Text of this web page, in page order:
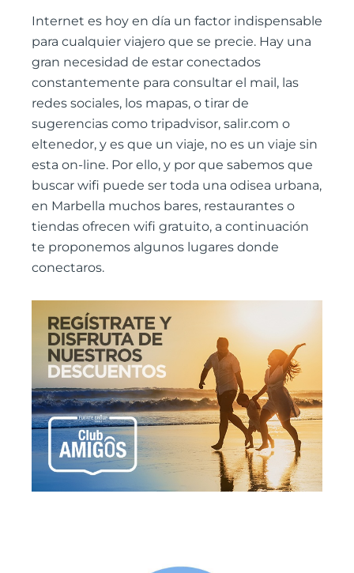
Internet es hoy en día un factor indispensable
para cualquier viajero que se precie. Hay una
gran necesidad de estar conectados
constantemente para consultar el mail, las
redes sociales, los mapas, o tirar de
sugerencias como tripadvisor, salir.com o
eltenedor, y es que un viaje, no es un viaje sin
esta on-line. Por ello, y por que sabemos que
buscar wifi puede ser toda una odisea urbana,
en Marbella muchos bares, restaurantes o
tiendas ofrecen wifi gratuito, a continuación
te proponemos algunos lugares donde
conectaros.